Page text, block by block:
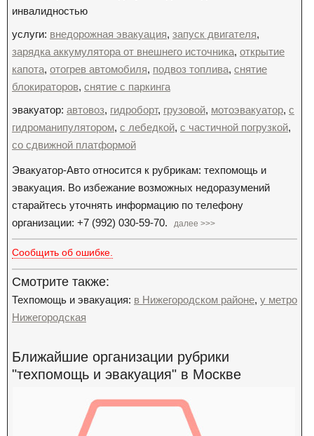
инвалидностью
услуги: внедорожная эвакуация, запуск двигателя,
зарядка аккумулятора от внешнего источника, открытие
капота, отогрев автомобиля, подвоз топлива, снятие
блокираторов, снятие с паркинга
эвакуатор: автовоз, гидроборт, грузовой, мотоэвакуатор, с
гидроманипулятором, с лебедкой, с частичной погрузкой,
со сдвижной платформой
Эвакуатор-Авто относится к рубрикам: техпомощь и
эвакуация. Во избежание возможных недоразумений
старайтесь уточнять информацию по телефону
организации: +7 (992) 030-59-70.
далее >>>
Сообщить об ошибке.
Смотрите также:
Техпомощь и эвакуация: в Нижегородском районе, у метро
Нижегородская
Ближайшие организации рубрики
"техпомощь и эвакуация" в Москве